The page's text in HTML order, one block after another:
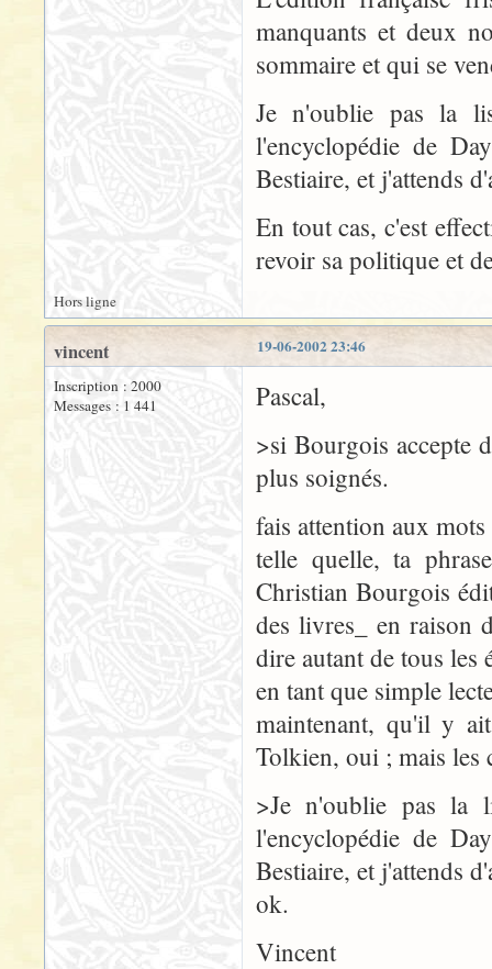
manquants et deux
sommaire et qui se
Je n'oublie pas la
l'encyclopédie de
Bestiaire, et j'attends
En tout cas, c'est
revoir sa politique et
Hors ligne
19-06-2002 23:46
vincent
Inscription : 2000
Messages : 1 441
Pascal,
>si Bourgois accepte
plus soignés.
fais attention aux
telle quelle, ta
Christian Bourgois
des livres_ en raison
dire autant de tous les
en tant que simple
maintenant, qu'il y
Tolkien, oui ; mais les
>Je n'oublie pas la
l'encyclopédie de
Bestiaire, et j'attends
ok.
Vincent